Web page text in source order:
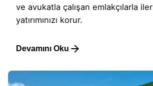
ve avukatla çalışan emlakçılarla
yatırımınızı korur.
Devamını Oku